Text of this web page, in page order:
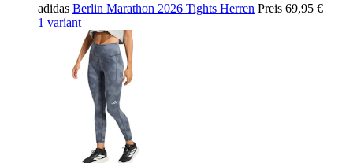
adidas Berlin Marathon 2026 Tights Herren Preis 69,95 €
1 variant